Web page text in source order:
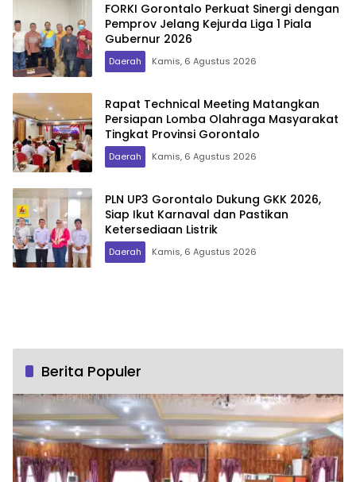
FORKI Gorontalo Perkuat Sinergi dengan
Pemprov Jelang Kejurda Liga 1 Piala
Gubernur 2026
Daerah Kamis, 6 Agustus 2026
Rapat Technical Meeting Matangkan
Persiapan Lomba Olahraga Masyarakat
Tingkat Provinsi Gorontalo
Daerah Kamis, 6 Agustus 2026
PLN UP3 Gorontalo Dukung GKK 2026,
Siap Ikut Karnaval dan Pastikan
Ketersediaan Listrik
Daerah Kamis, 6 Agustus 2026
Berita Populer